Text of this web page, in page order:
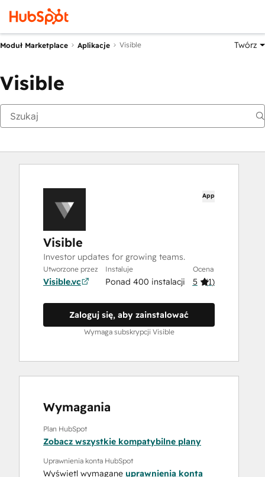
Moduł Marketplace Aplikacje Visible Twórz
Visible
App
Visible
Investor updates for growing teams.
Utworzone przez
Visible.vc
Instaluje
Ponad 400 instalacji
Ocena
5 (1)
Zaloguj się, aby zainstalować
Wymaga subskrypcji Visible
Wymagania
Plan HubSpot
Zobacz wszystkie kompatybilne plany
Uprawnienia konta HubSpot
Wyświetl wymagane uprawnienia konta